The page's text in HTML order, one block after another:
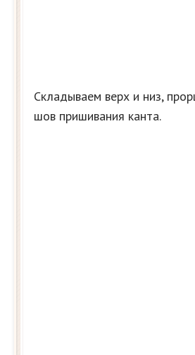
Складываем верх и низ,
шов пришивания канта.